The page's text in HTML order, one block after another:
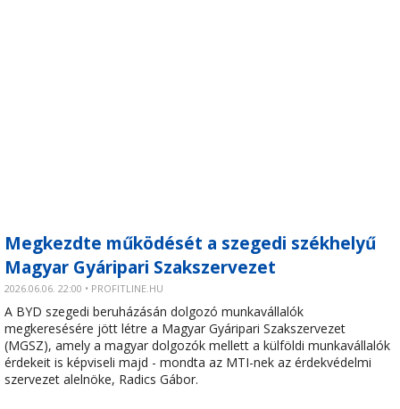
Megkezdte működését a szegedi székhelyű
Magyar Gyáripari Szakszervezet
2026.06.06. 22:00 • PROFITLINE.HU
A BYD szegedi beruházásán dolgozó munkavállalók
megkeresésére jött létre a Magyar Gyáripari Szakszervezet
(MGSZ), amely a magyar dolgozók mellett a külföldi munkavállalók
érdekeit is képviseli majd - mondta az MTI-nek az érdekvédelmi
szervezet alelnöke, Radics Gábor.